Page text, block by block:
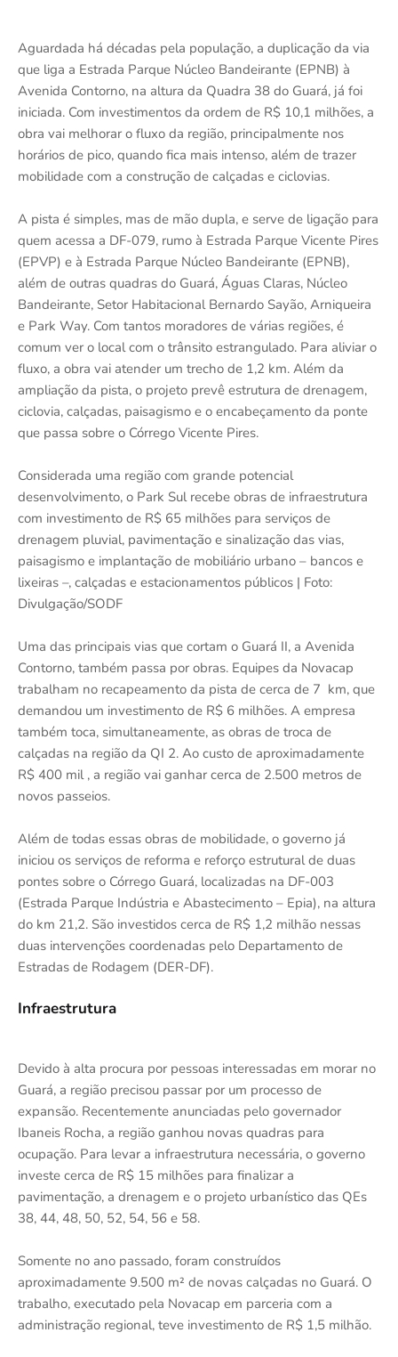
Aguardada há décadas pela população, a duplicação da via
que liga a Estrada Parque Núcleo Bandeirante (EPNB) à
Avenida Contorno, na altura da Quadra 38 do Guará, já foi
iniciada. Com investimentos da ordem de R$ 10,1 milhões, a
obra vai melhorar o fluxo da região, principalmente nos
horários de pico, quando fica mais intenso, além de trazer
mobilidade com a construção de calçadas e ciclovias.
A pista é simples, mas de mão dupla, e serve de ligação para
quem acessa a DF-079, rumo à Estrada Parque Vicente Pires
(EPVP) e à Estrada Parque Núcleo Bandeirante (EPNB),
além de outras quadras do Guará, Águas Claras, Núcleo
Bandeirante, Setor Habitacional Bernardo Sayão, Arniqueira
e Park Way. Com tantos moradores de várias regiões, é
comum ver o local com o trânsito estrangulado. Para aliviar o
fluxo, a obra vai atender um trecho de 1,2 km. Além da
ampliação da pista, o projeto prevê estrutura de drenagem,
ciclovia, calçadas, paisagismo e o encabeçamento da ponte
que passa sobre o Córrego Vicente Pires.
Considerada uma região com grande potencial
desenvolvimento, o Park Sul recebe obras de infraestrutura
com investimento de R$ 65 milhões para serviços de
drenagem pluvial, pavimentação e sinalização das vias,
paisagismo e implantação de mobiliário urbano – bancos e
lixeiras –, calçadas e estacionamentos públicos | Foto:
Divulgação/SODF
Uma das principais vias que cortam o Guará II, a Avenida
Contorno, também passa por obras. Equipes da Novacap
trabalham no recapeamento da pista de cerca de 7 km, que
demandou um investimento de R$ 6 milhões. A empresa
também toca, simultaneamente, as obras de troca de
calçadas na região da QI 2. Ao custo de aproximadamente
R$ 400 mil , a região vai ganhar cerca de 2.500 metros de
novos passeios.
Além de todas essas obras de mobilidade, o governo já
iniciou os serviços de reforma e reforço estrutural de duas
pontes sobre o Córrego Guará, localizadas na DF-003
(Estrada Parque Indústria e Abastecimento – Epia), na altura
do km 21,2. São investidos cerca de R$ 1,2 milhão nessas
duas intervenções coordenadas pelo Departamento de
Estradas de Rodagem (DER-DF).
Infraestrutura
Devido à alta procura por pessoas interessadas em morar no
Guará, a região precisou passar por um processo de
expansão. Recentemente anunciadas pelo governador
Ibaneis Rocha, a região ganhou novas quadras para
ocupação. Para levar a infraestrutura necessária, o governo
investe cerca de R$ 15 milhões para finalizar a
pavimentação, a drenagem e o projeto urbanístico das QEs
38, 44, 48, 50, 52, 54, 56 e 58.
Somente no ano passado, foram construídos
aproximadamente 9.500 m² de novas calçadas no Guará. O
trabalho, executado pela Novacap em parceria com a
administração regional, teve investimento de R$ 1,5 milhão.